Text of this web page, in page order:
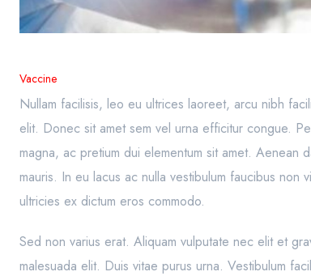
Vaccine
Nullam facilisis, leo eu ultrices laoreet, arcu nibh
elit. Donec sit amet sem vel urna efficitur congue.
magna, ac pretium dui elementum sit amet.
mauris. In eu lacus ac nulla vestibulum faucibus
ultricies ex dictum eros commodo.
Sed non varius erat. Aliquam vulputate nec elit et
malesuada elit. Duis vitae purus urna. Vestibulum